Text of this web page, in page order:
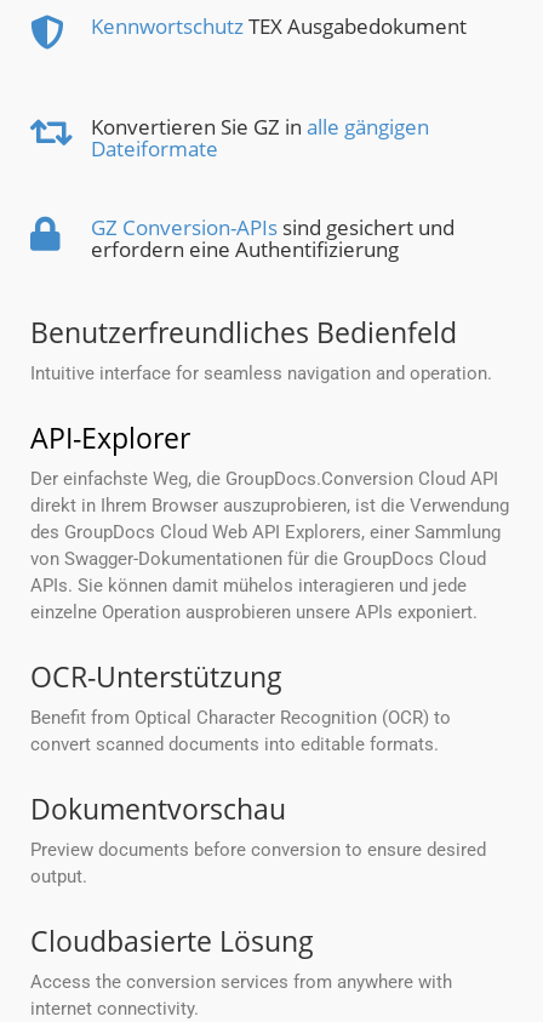
KennwortschutzTEX Ausgabedokument
Konvertieren Sie GZ in alle gängigen
Dateiformate
GZ Conversion-APIs sind gesichert und
erfordern eine Authentifizierung
Benutzerfreundliches Bedienfeld
Intuitive interface for seamless navigation and operation.
API-Explorer
Der einfachste Weg, die GroupDocs.Conversion Cloud API
direkt in Ihrem Browser auszuprobieren, ist die Verwendung
des GroupDocs Cloud Web API Explorers, einer Sammlung
von Swagger-Dokumentationen für die GroupDocs Cloud
APIs. Sie können damit mühelos interagieren und jede
einzelne Operation ausprobieren unsere APIs exponiert.
OCR-Unterstützung
Benefit from Optical Character Recognition (OCR) to
convert scanned documents into editable formats.
Dokumentvorschau
Preview documents before conversion to ensure desired
output.
Cloudbasierte Lösung
Access the conversion services from anywhere with
internet connectivity.